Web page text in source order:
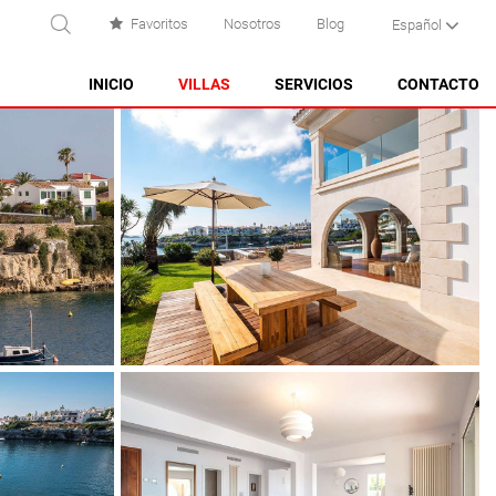
Favoritos Nosotros Blog Español
INICIO VILLAS
ES GRAU
MAHÓN
NA MACARET
PUNTA PRIMA - SON GANXO
SANT LLUÍS
SANTO TOMAS
SON BOU
SERVICIOS CONTACTO